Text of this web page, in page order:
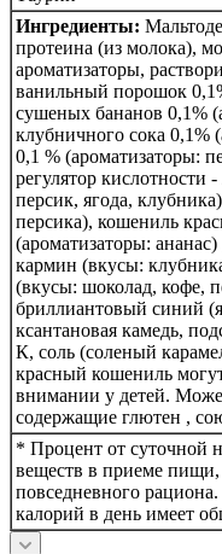
Ингредиенты:
протеина (из молока),
ароматизаторы,
ванильный порошок
сушеных бананов 0,1%
клубничного сока 0,1%
0,1 % (ароматизаторы:
регулятор кислотности
персик, ягода,
персика), кошениль
(ароматизаторы:
кармин (вкусы:
(вкусы: шоколад, кофе,
бриллиантовый синий
ксантановая камедь,
К, соль (соленый
красный кошениль
внимании у детей.
содержащие глютен ,
* Процент от суточной
веществ в приеме
повседневного
калорий в день имеет